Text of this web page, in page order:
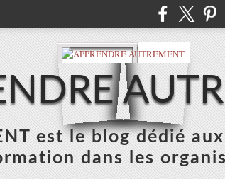
est le blog dédié
dans les